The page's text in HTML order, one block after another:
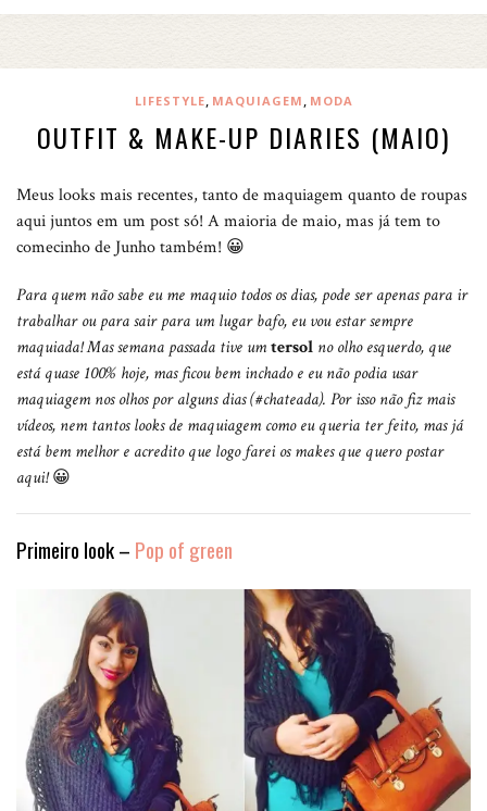
LIFESTYLE, MAQUIAGEM , MODA
OUTFIT & MAKE-UP DIARIES (MAIO)
Meus looks mais recentes, tanto de maquiagem quanto de roupas
aqui juntos em um post só! A maioria de maio, mas já tem to
comecinho de Junho também! 😀
Para quem não sabe eu me maquio todos os dias, pode ser apenas para ir
trabalhar ou para sair para um lugar bafo, eu vou estar sempre
maquiada! Mas semana passada tive umtersol no olho esquerdo, que
está quase 100% hoje, mas ficou bem inchado e eu não podia usar
maquiagem nos olhos por alguns dias (#chateada). Por isso não fiz mais
vídeos, nem tantos looks de maquiagem como eu queria ter feito, mas já
está bem melhor e acredito que logo farei os makes que quero postar
aqui!😀
Primeiro look – Pop of green